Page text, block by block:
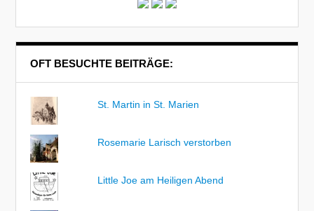
OFT BESUCHTE BEITRÄGE:
St. Martin in St. Marien
Rosemarie Larisch verstorben
Little Joe am Heiligen Abend